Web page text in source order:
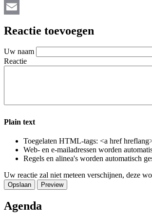
Bluesky
Reactie toevoegen
Uw naam
Reactie
Plain text
Toegelaten HTML-tags: <a href
Web- en e-mailadressen worden
Regels en alinea's worden automatisch
Uw reactie zal niet meteen verschijnen, deze
Agenda